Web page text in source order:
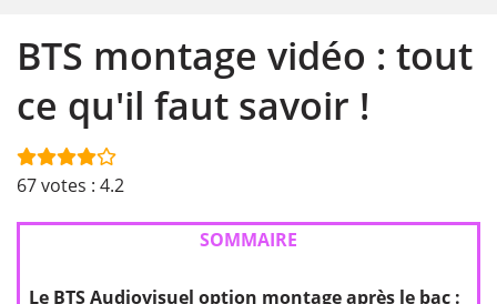
BTS montage vidéo : tout
ce qu'il faut savoir !
67votes : 4.2
SOMMAIRE
Le BTS Audiovisuel option montage après le bac :